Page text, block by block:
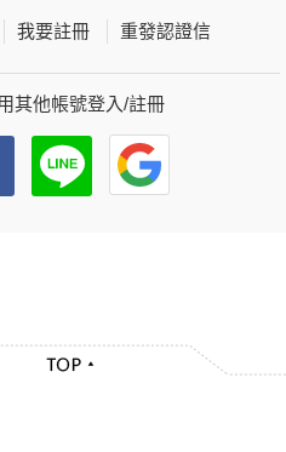
我要註冊 重發認證信
其他帳號登入/註冊